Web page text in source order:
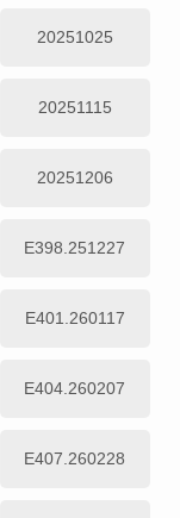
20251025
20251115
20251206
E398.251227
E401.260117
E404.260207
E407.260228